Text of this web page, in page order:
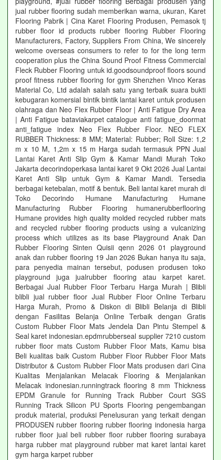
jual rubber flooring sudah memberikan warna, ukuran, Karet
Flooring Pabrik | Cina Karet Flooring Produsen, Pemasok tj
rubber floor id products rubber flooring Rubber Flooring
Manufacturers, Factory, Suppliers From China, We sincerely
welcome overseas consumers to refer to for the long term
cooperation plus the China Sound Proof Fitness Commercial
Fleck Rubber Flooring untuk id.goodsoundproof floors sound
proof fitness rubber flooring for gym Shenzhen Vinco Keras
Material Co, Ltd adalah salah satu yang terbaik suara bukti
kebugaran komersial bintik bintik lantai karet untuk produsen
olahraga dan Neo Flex Rubber Floor | Anti Fatigue Dry Area
| Anti Fatigue bataviakarpet catalogue anti fatigue_doormat
anti_fatigue index Neo Flex Rubber Floor. NEO FLEX
RUBBER Thickness: 8 MM; Material: Rubber; Roll Size: 1,2
m x 10 M, 1,2m x 15 m Harga sudah termasuk PPN Jual
Lantai Karet Anti Slip Gym & Kamar Mandi Murah Toko
Jakarta decorindoperkasa lantai karet 9 Okt 2026 Jual Lantai
Karet Anti Slip untuk Gym & Kamar Mandi. Tersedia
berbagai ketebalan, motif & bentuk. Beli lantai karet murah di
Toko Decorindo Humane Manufacturing Humane
Manufacturing Rubber Flooring humanerubberflooring
Humane provides high quality molded recycled rubber mats
and recycled rubber flooring products using a vulcanizing
process which utilizes as its base Playground Anak Dan
Rubber Flooring Sinten Quisii qenn 2026 01 playground
anak dan rubber flooring 19 Jan 2026 Bukan hanya itu saja,
para penyedia mainan tersebut, podusen produsen toko
playground juga jualrubber flooring atau karpet karet.
Berbagai Jual Rubber Floor Terbaru Harga Murah | Blibli
blibli jual rubber floor Jual Rubber Floor Online Terbaru
Harga Murah, Promo & Diskon di Blibli Belanja di Blibli
dengan Fasilitas Belanja Online Terbaik dengan Gratis
Custom Rubber Floor Mats Jendela Dan Pintu Stempel &
Seal karet indonesian.epdmrubberseal supplier 7210 custom
rubber floor mats Custom Rubber Floor Mats, Kamu bisa
Beli kualitas baik Custom Rubber Floor Rubber Floor Mats
Distributor & Custom Rubber Floor Mats produsen dari Cina
Kualitas Menjalankan Melacak Flooring & Menjalankan
Melacak indonesian.runningtrack flooring 8 mm Thickness
EPDM Granule for Running Track Rubber Court SGS
Running Track Silicon PU Sports Flooring pengembangan
produk material, produksi Penelusuran yang terkait dengan
PRODUSEN rubber flooring rubber flooring indonesia harga
rubber floor jual beli rubber floor rubber flooring surabaya
harga rubber mat playground rubber mat karet lantai karet
gym harga karpet rubber